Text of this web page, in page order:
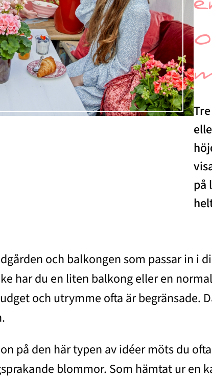
på
och balkongen som passar in i
har du en liten balkong eller en
och utrymme ofta är begränsade.
på den här typen av idéer möts du
blommor. Som hämtat ur en